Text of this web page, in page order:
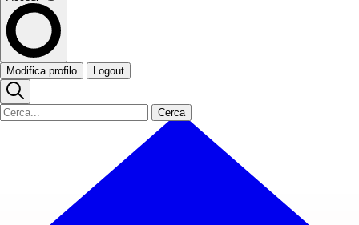
Modifica profilo Logout
Cerca